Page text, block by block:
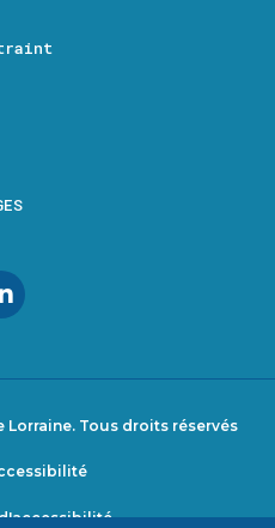
Lorraine. Tous droits réservés